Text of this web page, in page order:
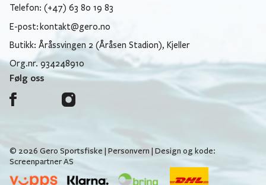
Telefon: (+47) 63 80 19 83
E-post: kontakt@gero.no
Butikk: Åråssvingen 2 (Åråsen Stadion), Kjeller
Org.nr. 934248910
Følg oss
© 2026 Gero Sportsfiske | Personvern | Design og kode:
Screenpartner AS